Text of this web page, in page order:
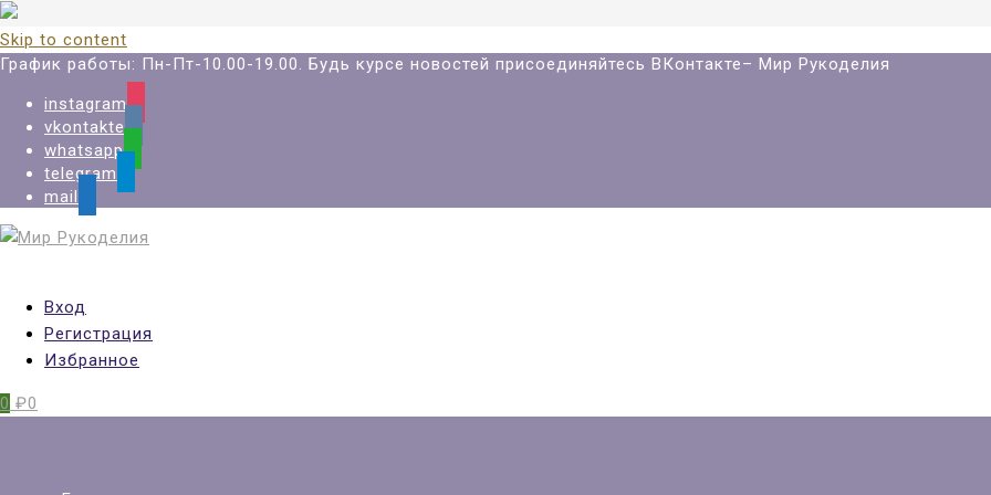
Skip to content
График работы: Пн-Пт-10.00-19.00. Будь курсе новостей присоединяйтесь ВКонтакте– Мир Рукоделия
instagram
vkontakte
whatsapp
telegram
mail
Вход
Регистрация
Избранное
0 ₽0